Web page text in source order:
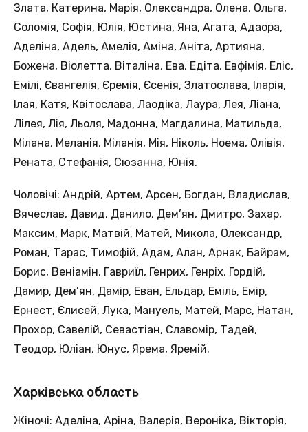
Злата, Катерина, Марія, Олександра, Олена, Ольга,
Соломія, Софія, Юлія, Юстина, Яна, Агата, Адаора,
Аделіна, Адель, Амелія, Аміна, Аніта, Артияна,
Божена, Віолетта, Віталіна, Ева, Едіта, Евфімія, Еліс,
Емілі, Євангелія, Єремія, Єсенія, Златослава, Іларія,
Ілая, Катя, Квітослава, Лаодіка, Лаура, Лея, Ліана,
Лілея, Лія, Льоля, Мадонна, Магдалина, Матильда,
Мілана, Меланія, Міланія, Мія, Ніколь, Ноема, Олівія,
Рената, Стефанія, Сюзанна, Юнія.
Чоловічі: Андрій, Артем, Арсен, Богдан, Владислав,
Вячеслав, Давид, Данило, Дем’ян, Дмитро, Захар,
Максим, Марк, Матвій, Матей, Микола, Олександр,
Роман, Тарас, Тимофій, Адам, Алан, Арнак, Байрам,
Борис, Веніамін, Гавриїл, Генрих, Генріх, Гордій,
Дамир, Дем’ян, Дамір, Еван, Ельдар, Еміль, Емір,
Ернест, Єлисей, Лука, Мануель, Матей, Марс, Натан,
Прохор, Савелій, Севастіан, Славомір, Тадей,
Теодор, Юліан, Юнус, Ярема, Яремій.
Харківська область
Жіночі: Аделіна, Аріна, Валерія, Вероніка, Вікторія,